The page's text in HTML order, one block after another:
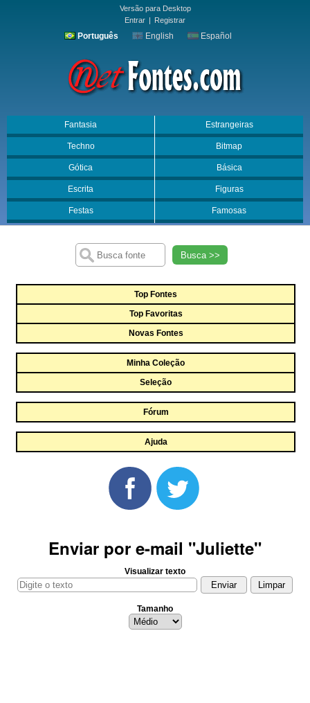
Versão para Desktop
Entrar | Registrar
Português English Español
Fantasia Estrangeiras
Techno Bitmap
Gótica Básica
Escrita Figuras
Festas Famosas
Busca >>
Top Fontes
Top Favoritas
Novas Fontes
Minha Coleção
Seleção
Fórum
Ajuda
Enviar por e-mail "Juliette"
Visualizar texto
Tamanho